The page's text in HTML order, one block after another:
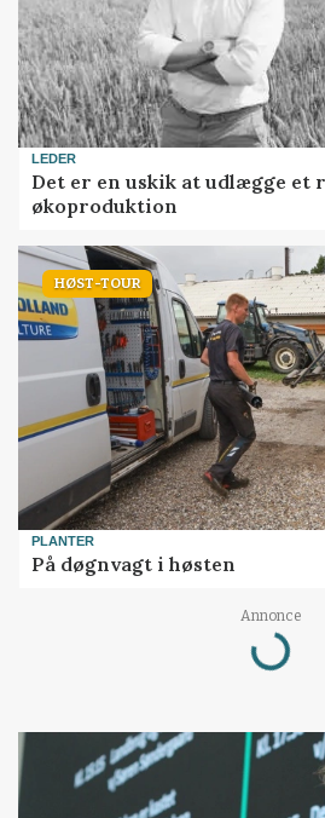
LEDER
Det er en uskik at udlægge et
økoproduktion
HØST-TOUR
PLANTER
På døgnvagt i høsten
Annonce
Loading...